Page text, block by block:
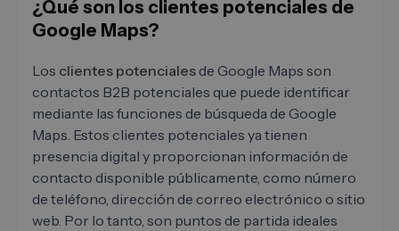
¿Qué son los clientes potenciales de
Google Maps?
Los clientes potenciales de Google Maps son
contactos B2B potenciales que puede identificar
mediante las funciones de búsqueda de Google
Maps. Estos clientes potenciales ya tienen
presencia digital y proporcionan información de
contacto disponible públicamente, como número
de teléfono, dirección de correo electrónico o sitio
web. Por lo tanto, son puntos de partida ideales